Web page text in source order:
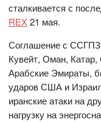
сталкивается с
REX21 мая.
Соглашение с ССГПЗ,
Кувейт, Оман,
Арабские Эмираты,
ударов США и
иранские атаки на
нагрузку на